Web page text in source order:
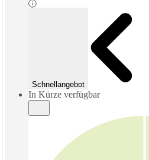
Schnellangebot
In Kürze verfügbar